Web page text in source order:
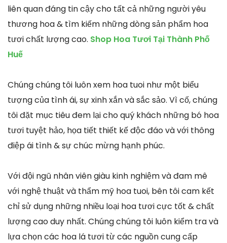
liên quan đáng tin cậy cho tất cả những người yêu
thương hoa & tìm kiếm những dòng sản phẩm hoa
tươi chất lượng cao. Shop Hoa Tươi Tại Thành Phố
Huế
Chúng chúng tôi luôn xem hoa tuoi như một biểu
tượng của tình ái, sự xinh xắn và sắc sảo. Vì cố, chúng
tôi đặt mục tiêu đem lại cho quý khách những bó hoa
tươi tuyệt hảo, họa tiết thiết kế độc đáo và với thông
điệp ái tình & sự chúc mừng hạnh phúc.
Với đội ngũ nhân viên giàu kinh nghiệm và đam mê
với nghệ thuật và thẩm mỹ hoa tuoi, bên tôi cam kết
chỉ sử dụng những nhiều loại hoa tươi cực tốt & chất
lượng cao duy nhất. Chúng chúng tôi luôn kiểm tra và
lựa chọn các hoa lá tươi từ các nguồn cung cấp